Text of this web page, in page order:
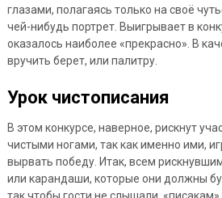
глазами, полагаясь только на своё
чей-нибудь портрет. Выигрывает в
оказалось наиболее «прекрасно». В
вручить берет, или палитру.
Урок чистописания
В этом конкурсе, наверное, рискнут
чистыми ногами, так как именно ими,
вырвать победу. Итак, всем
или карандаши, которые они должны